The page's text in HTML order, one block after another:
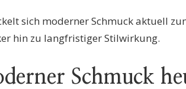
sich moderner Schmuck aktuell
hin zu langfristiger Stilwirkung.
Schmuck